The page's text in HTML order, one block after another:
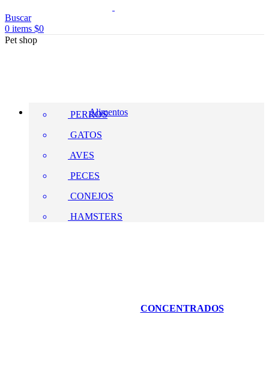
Buscar
0 items $0
Pet shop
Alimentos
PERROS
GATOS
AVES
PECES
CONEJOS
HAMSTERS
CONCENTRADOS